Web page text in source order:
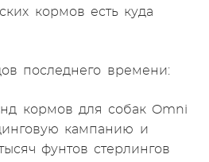
кормов есть куда
последнего времени:
кормов для собак Omni
кампанию и
фунтов стерлингов